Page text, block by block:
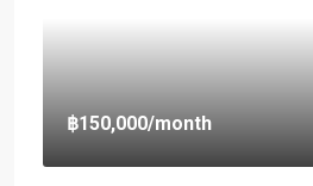
฿150,000/month